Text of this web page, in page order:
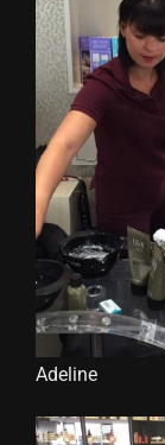
Adeline